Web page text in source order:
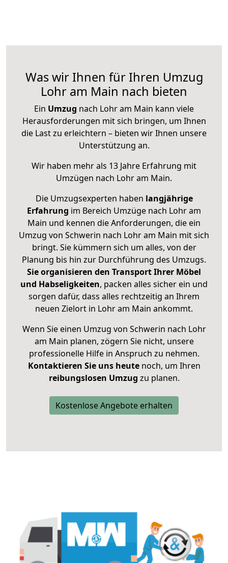
Was wir Ihnen für Ihren Umzug
Lohr am Main nach bieten
Ein Umzug nach Lohr am Main kann viele
Herausforderungen mit sich bringen, um Ihnen
die Last zu erleichtern – bieten wir Ihnen unsere
Unterstützung an.
Wir haben mehr als 13 Jahre Erfahrung mit
Umzügen nach Lohr am Main.
Die Umzugsexperten haben langjährige
Erfahrung im Bereich Umzüge nach Lohr am
Main und kennen die Anforderungen, die ein
Umzug von Schwerin nach Lohr am Main mit sich
bringt. Sie kümmern sich um alles, von der
Planung bis hin zur Durchführung des Umzugs.
Sie organisieren den Transport Ihrer Möbel
und Habseligkeiten, packen alles sicher ein und
sorgen dafür, dass alles rechtzeitig an Ihrem
neuen Zielort in Lohr am Main ankommt.
Wenn Sie einen Umzug von Schwerin nach Lohr
am Main planen, zögern Sie nicht, unsere
professionelle Hilfe in Anspruch zu nehmen.
Kontaktieren Sie uns heutenoch, um Ihren
reibungslosen Umzug zu planen.
Kostenlose Angebote erhalten